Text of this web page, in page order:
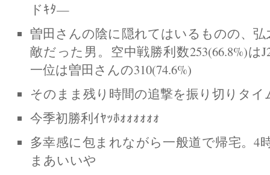
ドｷﾀ—
曽田さんの陰に隠れてはいるものの、弘
敵だった男。空中戦勝利数253(66.8%)は
一位は曽田さんの310(74.6%)
そのまま残り時間の追撃を振り切りタイ
今季初勝利ｲﾔｯﾎｫｫｫｫｫｫ
多幸感に包まれながら一般道で帰宅。4
まあいいや